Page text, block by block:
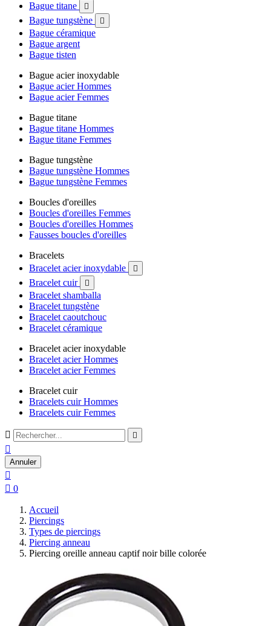
Bague titane 
Bague tungstène 
Bague céramique
Bague argent
Bague tisten
Bague acier inoxydable
Bague acier Hommes
Bague acier Femmes
Bague titane
Bague titane Hommes
Bague titane Femmes
Bague tungstène
Bague tungstène Hommes
Bague tungstène Femmes
Boucles d'oreilles
Boucles d'oreilles Femmes
Boucles d'oreilles Hommes
Fausses boucles d'oreilles
Bracelets
Bracelet acier inoxydable

Bracelet cuir 
Bracelet shamballa
Bracelet tungstène
Bracelet caoutchouc
Bracelet céramique
Bracelet acier inoxydable
Bracelet acier Hommes
Bracelet acier Femmes
Bracelet cuir
Bracelets cuir Hommes
Bracelets cuir Femmes
 

Annuler

 0
Accueil
Piercings
Types de piercings
Piercing anneau
Piercing oreille anneau captif noir bille colorée